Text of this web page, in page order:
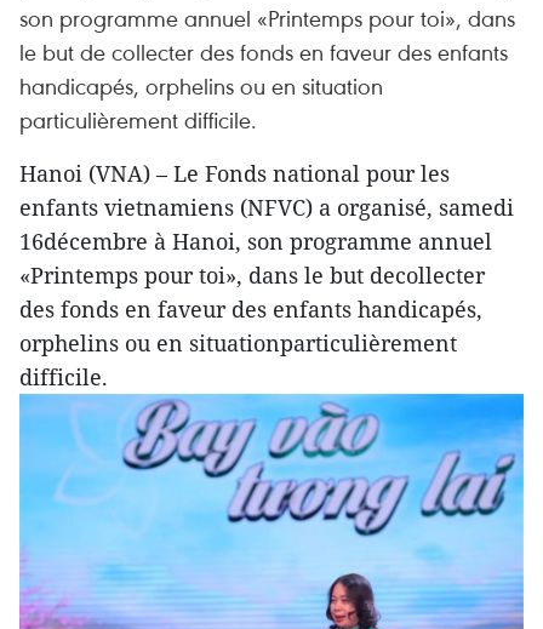
son programme annuel «Printemps pour toi», dans
le but de collecter des fonds en faveur des enfants
handicapés, orphelins ou en situation
particulièrement difficile.
Hanoi (VNA) – Le Fonds national pour les
enfants vietnamiens (NFVC) a organisé, samedi
16décembre à Hanoi, son programme annuel
«Printemps pour toi», dans le but decollecter
des fonds en faveur des enfants handicapés,
orphelins ou en situationparticulièrement
difficile.